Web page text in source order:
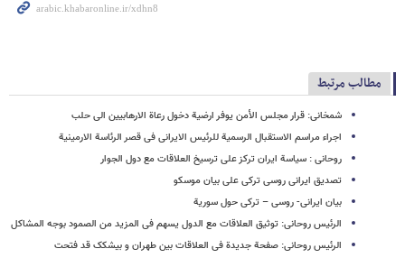
مطالب مرتبط
شمخانی: قرار مجلس الأمن یوفر ارضیة دخول رعاة الارهابیین الی حلب
اجراء مراسم الاستقبال الرسمیة للرئیس الایرانی فی قصر الرئاسة الارمینیة
روحانی : سیاسة ایران ترکز علی ترسیخ العلاقات مع دول الجوار
تصدیق ایرانی روسی ترکی علی بیان موسکو
بیان ایرانی- روسی – ترکی حول سوریة
الرئیس روحانی: توثیق العلاقات مع الدول یسهم فی المزید من الصمود بوجه المشاکل
الرئیس روحانی: صفحة جدیدة فی العلاقات بین طهران و بیشکک قد فتحت